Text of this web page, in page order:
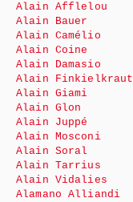
Alain Afflelou
Alain Bauer
Alain Camélio
Alain Coine
Alain Damasio
Alain Finkielkraut
Alain Giami
Alain Glon
Alain Juppé
Alain Mosconi
Alain Soral
Alain Tarrius
Alain Vidalies
Alamano Alliandi